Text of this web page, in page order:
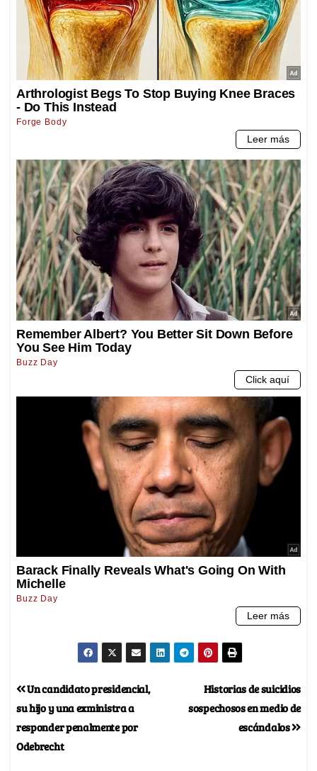
Historias de suicidios
sospechosos en medio de
escándalos
Un candidato presidencial,
su hijo y una exministra a
responder penalmente por
Odebrecht